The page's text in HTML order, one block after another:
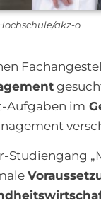
akz-o
Aufgaben im
Studiengang